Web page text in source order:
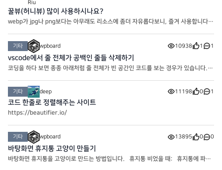
꿀뷰(허니뷰) 많이 사용하시나요?
webp가 jpg나 png보다는 아무래도 리소스에 좀더 자유롭다보니, 즐겨 사용합니다
경우는 PC 이미지뷰어인 꿀뷰를 사용해 webp로 변환을 시키는
기타 wpboard 10938 1 1
vscode에서 줄 전체가 공백인 줄들 삭제하기
코딩을 하다 보면 종종 아래처럼 줄 전체가 빈 공간인 코드를 보는 경우가 있습니다.
활성화 합니다. 맥OS은 Cmd + H 입니다. 찾기 필드에 ^\s*\
기타 deep 11198 0 1
코드 한줄로 정렬해주는 사이트
https://beautifier.io/
기타 wpboard 13895 0 0
바탕화면 휴지통 고양이 만들기
바탕화면 휴지통을 고양이로 만드는 방법입니다. 휴지통 비었을 때: 휴지통에 파일